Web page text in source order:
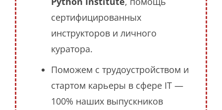
сертифицированных
инструкторов и личного
куратора.
Поможем с трудоустройством и
стартом карьеры в сфере IT —
100% наших выпускников